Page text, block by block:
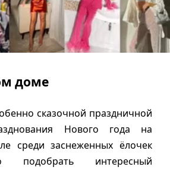
доме
сказочной праздничной
Нового года на
среди заснеженных ёлочек
подобрать интересный